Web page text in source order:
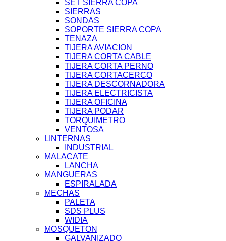
SET SIERRA COPA
SIERRAS
SONDAS
SOPORTE SIERRA COPA
TENAZA
TIJERA AVIACION
TIJERA CORTA CABLE
TIJERA CORTA PERNO
TIJERA CORTACERCO
TIJERA DESCORNADORA
TIJERA ELECTRICISTA
TIJERA OFICINA
TIJERA PODAR
TORQUIMETRO
VENTOSA
LINTERNAS
INDUSTRIAL
MALACATE
LANCHA
MANGUERAS
ESPIRALADA
MECHAS
PALETA
SDS PLUS
WIDIA
MOSQUETON
GALVANIZADO